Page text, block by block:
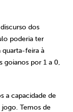
dos
poderia ter
quarta-feira à
goianos por 1 a 0,
a capacidade de
Temos de